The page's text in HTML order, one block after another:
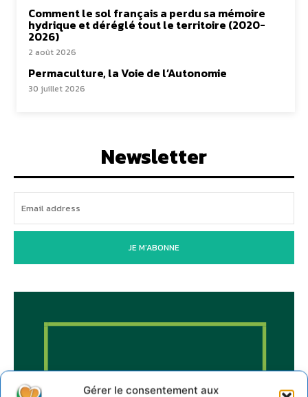
Gérer le consentement aux
Comment le sol français a perdu sa mémoire
hydrique et déréglé tout le territoire (2020-
2026)
2 août 2026
Permaculture, la Voie de l’Autonomie
30 juillet 2026
Newsletter
JE M'ABONNE